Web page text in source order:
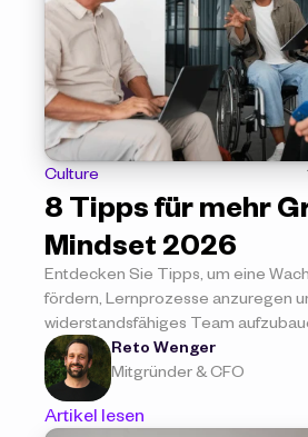
Culture
8 Tipps für mehr
Mindset 2026
Entdecken Sie Tipps, um eine
fördern, Lernprozesse anzuregen
widerstandsfähiges Team
Reto Wenger
Mitgründer & CFO
Artikel lesen